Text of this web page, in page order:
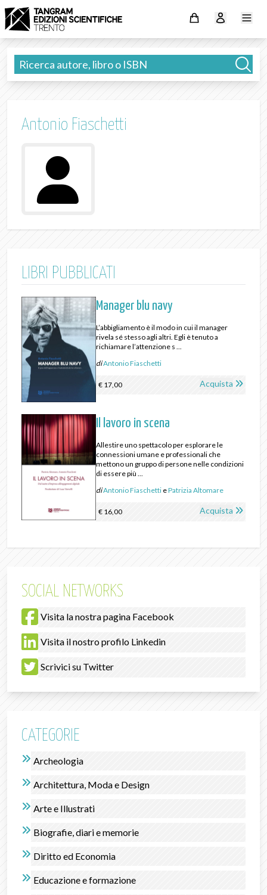
Antonio Fiaschetti
LIBRI PUBBLICATI
Manager blu navy
L’abbigliamento è il modo in cui il manager
rivela sé stesso agli altri. Egli è tenuto a
richiamare l’attenzione s ...
diAntonio Fiaschetti
€ 17,00 Acquista
Il lavoro in scena
Allestire uno spettacolo per esplorare le
connessioni umane e professionali che
mettono un gruppo di persone nelle condizioni
di essere più ...
diAntonio Fiaschetti ePatrizia Altomare
€ 16,00 Acquista
SOCIAL NETWORKS
Visita la nostra pagina Facebook
Visita il nostro profilo Linkedin
Scrivici su Twitter
CATEGORIE
Archeologia
Architettura, Moda e Design
Arte e Illustrati
Biografie, diari e memorie
Diritto ed Economia
Educazione e formazione